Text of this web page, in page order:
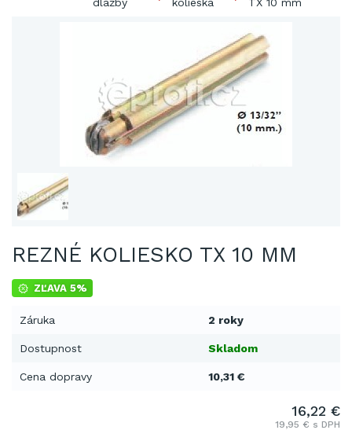
REZNÉ KOLIESKO TX 10 MM
ZĽAVA 5%
Záruka 2 roky
Dostupnost Skladom
Cena dopravy 10,31 €
16,22 €
19,95 € s DPH